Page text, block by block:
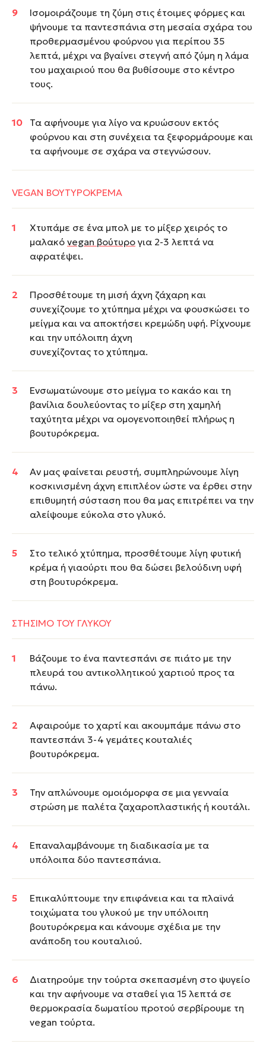
Ισομοιράζουμε τη ζύμη στις έτοιμες φόρμες και
ψήνουμε τα παντεσπάνια στη μεσαία σχάρα του
προθερμασμένου φούρνου για περίπου 35
λεπτά, μέχρι να βγαίνει στεγνή από ζύμη η λάμα
του μαχαιριού που θα βυθίσουμε στο κέντρο
τους.
Τα αφήνουμε για λίγο να κρυώσουν εκτός
φούρνου και στη συνέχεια τα ξεφορμάρουμε και
τα αφήνουμε σε σχάρα να στεγνώσουν.
VEGAN ΒΟΥΤΥΡΟΚΡΕΜΑ
Χτυπάμε σε ένα μπολ με το μίξερ χειρός το
μαλακό vegan βούτυρο για 2-3 λεπτά να
αφρατέψει.
Προσθέτουμε τη μισή άχνη ζάχαρη και
συνεχίζουμε το χτύπημα μέχρι να φουσκώσει το
μείγμα και να αποκτήσει κρεμώδη υφή. Ρίχνουμε
και την υπόλοιπη άχνη
συνεχίζοντας το χτύπημα.
Ενσωματώνουμε στο μείγμα το κακάο και τη
βανίλια δουλεύοντας το μίξερ στη χαμηλή
ταχύτητα μέχρι να ομογενοποιηθεί πλήρως η
βουτυρόκρεμα.
Αν μας φαίνεται ρευστή, συμπληρώνουμε λίγη
κοσκινισμένη άχνη επιπλέον ώστε να έρθει στην
επιθυμητή σύσταση που θα μας επιτρέπει να την
αλείψουμε εύκολα στο γλυκό.
Στο τελικό χτύπημα, προσθέτουμε λίγη φυτική
κρέμα ή γιαούρτι που θα δώσει βελούδινη υφή
στη βουτυρόκρεμα.
ΣΤΗΣΙΜΟ ΤΟΥ ΓΛΥΚΟΥ
Βάζουμε το ένα παντεσπάνι σε πιάτο με την
πλευρά του αντικολλητικού χαρτιού προς τα
πάνω.
Αφαιρούμε το χαρτί και ακουμπάμε πάνω στο
παντεσπάνι 3-4 γεμάτες κουταλιές
βουτυρόκρεμα.
Την απλώνουμε ομοιόμορφα σε μια γενναία
στρώση με παλέτα ζαχαροπλαστικής ή κουτάλι.
Επαναλαμβάνουμε τη διαδικασία με τα
υπόλοιπα δύο παντεσπάνια.
Επικαλύπτουμε την επιφάνεια και τα πλαϊνά
τοιχώματα του γλυκού με την υπόλοιπη
βουτυρόκρεμα και κάνουμε σχέδια με την
ανάποδη του κουταλιού.
Διατηρούμε την τούρτα σκεπασμένη στο ψυγείο
και την αφήνουμε να σταθεί για 15 λεπτά σε
θερμοκρασία δωματίου προτού σερβίρουμε τη
vegan τούρτα.